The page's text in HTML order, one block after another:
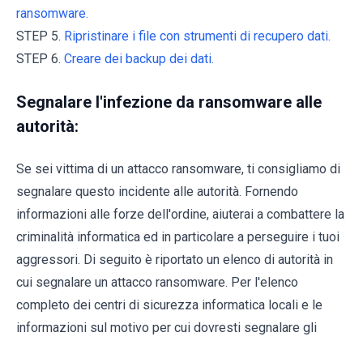
ransomware.
STEP 5. Ripristinare i file con strumenti di recupero dati.
STEP 6. Creare dei backup dei dati.
Segnalare l'infezione da ransomware alle
autorità:
Se sei vittima di un attacco ransomware, ti consigliamo di
segnalare questo incidente alle autorità. Fornendo
informazioni alle forze dell'ordine, aiuterai a combattere la
criminalità informatica ed in particolare a perseguire i tuoi
aggressori. Di seguito è riportato un elenco di autorità in
cui segnalare un attacco ransomware. Per l'elenco
completo dei centri di sicurezza informatica locali e le
informazioni sul motivo per cui dovresti segnalare gli